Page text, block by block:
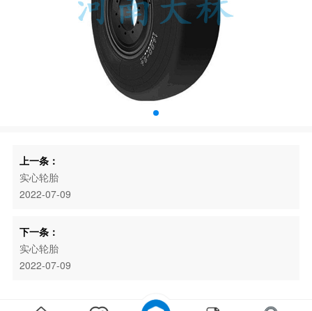
上一条：
实心轮胎
2022-07-09
下一条：
实心轮胎
2022-07-09